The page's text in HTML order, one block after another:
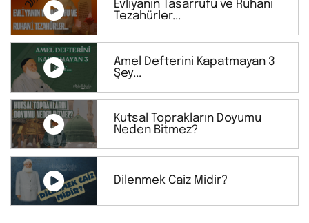
Evliyanın Tasarrufu ve Ruhani
Tezahürler...
Amel Defterini Kapatmayan 3
Şey...
Kutsal Toprakların Doyumu
Neden Bitmez?
Dilenmek Caiz Midir?